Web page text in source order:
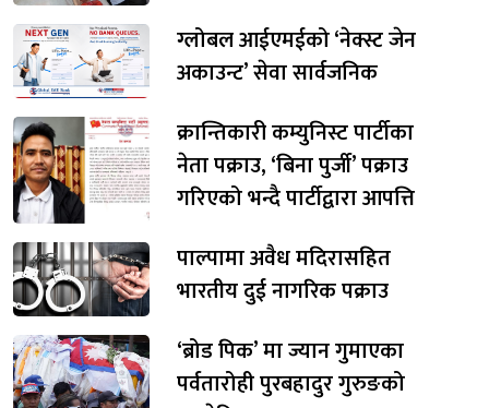
ग्लोबल आईएमईको ‘नेक्स्ट जेन
अकाउन्ट’ सेवा सार्वजनिक
क्रान्तिकारी कम्युनिस्ट पार्टीका
नेता पक्राउ, ‘बिना पुर्जी’ पक्राउ
गरिएको भन्दै पार्टीद्वारा आपत्ति
पाल्पामा अवैध मदिरासहित
भारतीय दुई नागरिक पक्राउ
‘ब्रोड पिक’ मा ज्यान गुमाएका
पर्वतारोही पुरबहादुर गुरुङको